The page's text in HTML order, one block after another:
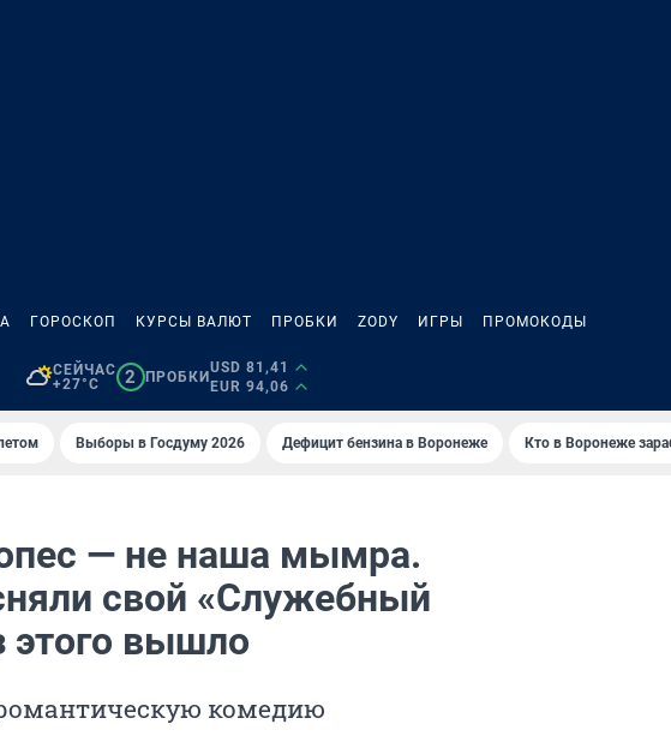
ГОРОСКОП КУРСЫ ВАЛЮТ ПРОБКИ ZODY ИГРЫ ПРОМОКОДЫ
СЕЙЧАС
+27°C
2 ПРОБКИ
USD 81,41
EUR 94,06
Выборы в Госдуму 2026 Дефицит бензина в Воронеже Кто в Воронеже
— не наша мымра.
свой «Служебный
этого вышло
комедию